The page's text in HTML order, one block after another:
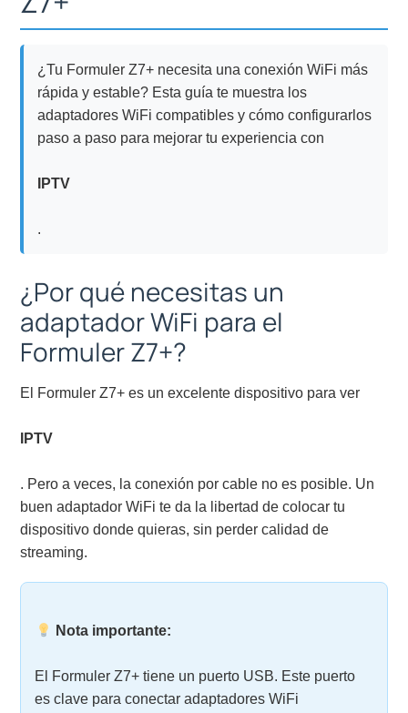
¿Tu Formuler Z7+ necesita una conexión WiFi más
rápida y estable? Esta guía te muestra los
adaptadores WiFi compatibles y cómo configurarlos
paso a paso para mejorar tu experiencia con
IPTV
.
¿Por qué necesitas un
adaptador WiFi para el
Formuler Z7+?
El Formuler Z7+ es un excelente dispositivo para ver
IPTV
. Pero a veces, la conexión por cable no es posible. Un
buen adaptador WiFi te da la libertad de colocar tu
dispositivo donde quieras, sin perder calidad de
streaming.
Nota importante:
El Formuler Z7+ tiene un puerto USB. Este puerto
es clave para conectar adaptadores WiFi